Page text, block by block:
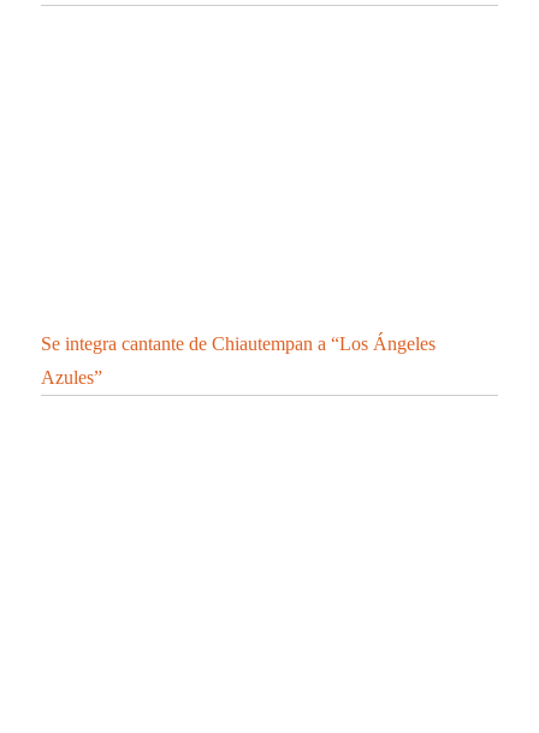
Se integra cantante de Chiautempan a “Los Ángeles
Azules”